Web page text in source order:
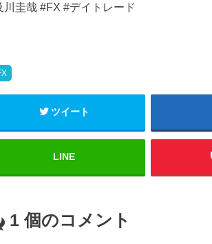
川圭哉 #FX #デイトレード
ツイート
LINE
1 個のコメント